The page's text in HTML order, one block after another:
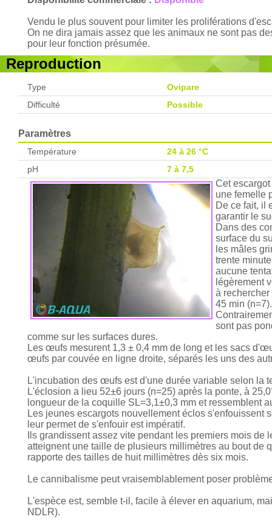
Vendu le plus souvent pour limiter les proliférations
On ne dira jamais assez que les animaux ne sont pas
pour leur fonction présumée.
Reproduction
Type
Ovipare
Difficulté
Possible
Paramètres
Température
24 à 26 °C
pH
7 à 7,5
Cet
une femelle
De ce fait, il
garantir le
Dans des
surface du
les mâles
trente
aucune
légèrement
à
45 min (n=7).
sont pas
comme sur les surfaces dures.
Les œufs mesurent 1,3 ± 0,4 mm de long et les sacs
œufs par couvée en ligne droite, séparés les uns des
L'incubation des œufs est d'une durée variable selon la
L'éclosion a lieu 52±6 jours (n=25) après la ponte, à
longueur de la coquille SL=3,1±0,3 mm et ressemblent
Les jeunes escargots nouvellement éclos s'enfouissent
leur permet de s'enfouir est impératif.
Ils grandissent assez vite pendant les premiers mois
atteignent une taille de plusieurs millimètres au bout de
rapporte des tailles de huit millimètres dès six mois.
Le cannibalisme peut vraisemblablement poser
L'espèce est, semble t-il, facile à élever en aquarium,
NDLR).